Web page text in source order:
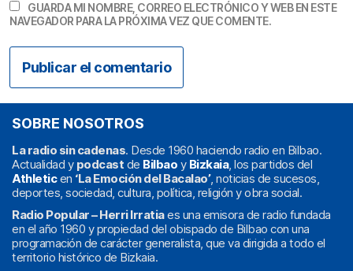
GUARDA MI NOMBRE, CORREO ELECTRÓNICO Y WEB EN ESTE
NAVEGADOR PARA LA PRÓXIMA VEZ QUE COMENTE.
SOBRE NOSOTROS
La radio sin cadenas. Desde 1960 haciendo radio en Bilbao.
Actualidad y podcast de Bilbao y Bizkaia, los partidos del
Athleticen ‘La Emoción del Bacalao’, noticias de sucesos,
deportes, sociedad, cultura, política, religión y obra social.
Radio Popular – Herri Irratiaes una emisora de radio fundada
en el año 1960 y propiedad del obispado de Bilbao con una
programación de carácter generalista, que va dirigida a todo el
territorio histórico de Bizkaia.